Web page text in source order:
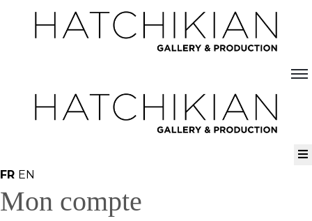
Expositions
Visitez
notre
Art
FR EN
Mon compte